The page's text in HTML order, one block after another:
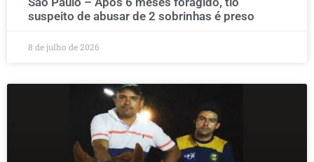
suspeito de abusar de 2 sobrinhas é preso
8 de julho de 2026